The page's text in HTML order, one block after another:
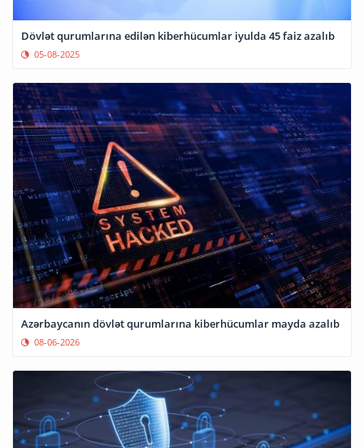
Dövlət qurumlarına edilən kiberhücumlar iyulda 45 faiz azalıb
05-08-2025
Azərbaycanın dövlət qurumlarına kiberhücumlar mayda azalıb
08-06-2026